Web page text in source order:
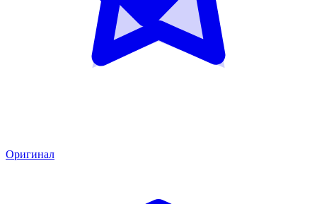
Оригинал